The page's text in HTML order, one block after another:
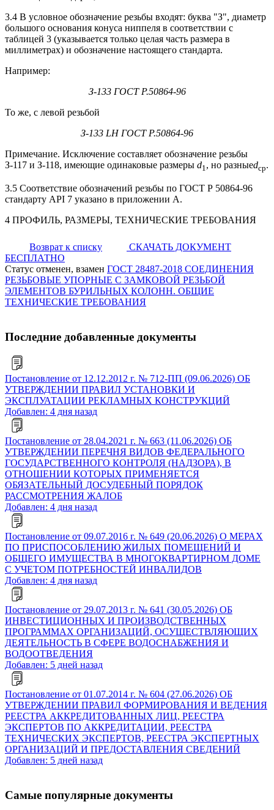
3.4 В условное обозначение резьбы входят: буква "З", диаметр
большого основания конуса ниппеля в соответствии с
таблицей 3 (указывается только целая часть размера в
миллиметрах) и обозначение настоящего стандарта.
Например:
З-133 ГОСТ Р.50864-96
То же, с левой резьбой
З-133 LH ГОСТ Р.50864-96
Примечание. Исключение составляет обозначение резьбы
З-117 и З-118, имеющие одинаковые размеры d1 , но разныеdср.
3.5 Соответствие обозначений резьбы по ГОСТ Р 50864-96
стандарту API 7 указано в приложении А.
4 ПРОФИЛЬ, РАЗМЕРЫ, ТЕХНИЧЕСКИЕ ТРЕБОВАНИЯ
Возврат к списку
СКАЧАТЬ ДОКУМЕНТ
БЕСПЛАТНО
Статус отменен, взамен ГОСТ 28487-2018 СОЕДИНЕНИЯ
РЕЗЬБОВЫЕ УПОРНЫЕ С ЗАМКОВОЙ РЕЗЬБОЙ
ЭЛЕМЕНТОВ БУРИЛЬНЫХ КОЛОНН. ОБЩИЕ
ТЕХНИЧЕСКИЕ ТРЕБОВАНИЯ
Последние добавленные документы
Постановление от 12.12.2012 г. № 712-ПП (09.06.2026) ОБ
УТВЕРЖДЕНИИ ПРАВИЛ УСТАНОВКИ И
ЭКСПЛУАТАЦИИ РЕКЛАМНЫХ КОНСТРУКЦИЙ
Добавлен: 4 дня назад
Постановление от 28.04.2021 г. № 663 (11.06.2026) ОБ
УТВЕРЖДЕНИИ ПЕРЕЧНЯ ВИДОВ ФЕДЕРАЛЬНОГО
ГОСУДАРСТВЕННОГО КОНТРОЛЯ (НАДЗОРА), В
ОТНОШЕНИИ КОТОРЫХ ПРИМЕНЯЕТСЯ
ОБЯЗАТЕЛЬНЫЙ ДОСУДЕБНЫЙ ПОРЯДОК
РАССМОТРЕНИЯ ЖАЛОБ
Добавлен: 4 дня назад
Постановление от 09.07.2016 г. № 649 (20.06.2026) О МЕРАХ
ПО ПРИСПОСОБЛЕНИЮ ЖИЛЫХ ПОМЕЩЕНИЙ И
ОБЩЕГО ИМУЩЕСТВА В МНОГОКВАРТИРНОМ ДОМЕ
С УЧЕТОМ ПОТРЕБНОСТЕЙ ИНВАЛИДОВ
Добавлен: 4 дня назад
Постановление от 29.07.2013 г. № 641 (30.05.2026) ОБ
ИНВЕСТИЦИОННЫХ И ПРОИЗВОДСТВЕННЫХ
ПРОГРАММАХ ОРГАНИЗАЦИЙ, ОСУЩЕСТВЛЯЮЩИХ
ДЕЯТЕЛЬНОСТЬ В СФЕРЕ ВОДОСНАБЖЕНИЯ И
ВОДООТВЕДЕНИЯ
Добавлен: 5 дней назад
Постановление от 01.07.2014 г. № 604 (27.06.2026) ОБ
УТВЕРЖДЕНИИ ПРАВИЛ ФОРМИРОВАНИЯ И ВЕДЕНИЯ
РЕЕСТРА АККРЕДИТОВАННЫХ ЛИЦ, РЕЕСТРА
ЭКСПЕРТОВ ПО АККРЕДИТАЦИИ, РЕЕСТРА
ТЕХНИЧЕСКИХ ЭКСПЕРТОВ, РЕЕСТРА ЭКСПЕРТНЫХ
ОРГАНИЗАЦИЙ И ПРЕДОСТАВЛЕНИЯ СВЕДЕНИЙ
Добавлен: 5 дней назад
Самые популярные документы